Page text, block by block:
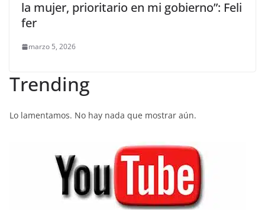
la mujer, prioritario en mi gobierno”: Feli
fer
marzo 5, 2026
Trending
Lo lamentamos. No hay nada que mostrar aún.